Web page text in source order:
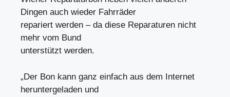
Dingen auch wieder Fahrräder
repariert werden – da diese Reparaturen nicht
mehr vom Bund
unterstützt werden.
„Der Bon kann ganz einfach aus dem Internet
heruntergeladen und